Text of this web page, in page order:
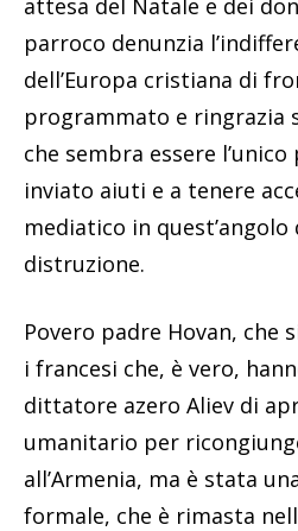
attesa del Natale e dei
parroco denunzia
dell’Europa cristiana di
programmato e ringrazia
che sembra essere l’unico
inviato aiuti e a tenere
mediatico in
distruzione.
Povero padre Hovan, che
i francesi che, è vero,
dittatore azero Aliev di
umanitario per
all’Armenia, ma è stata
formale, che è rimasta